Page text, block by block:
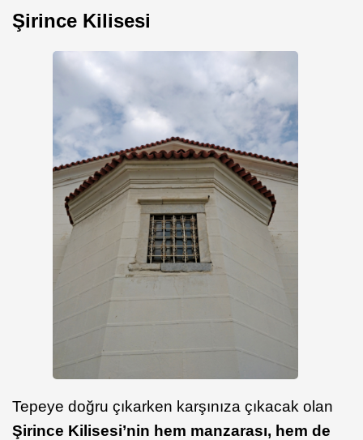
Şirince Kilisesi
Tepeye doğru çıkarken karşınıza çıkacak olan
Şirince Kilisesi’nin hem manzarası, hem de